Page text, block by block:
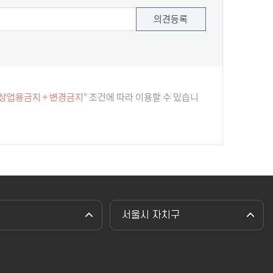
업용금지 + 변경금지" 조건에 따라 이용할 수 있습니
서울시 자치구